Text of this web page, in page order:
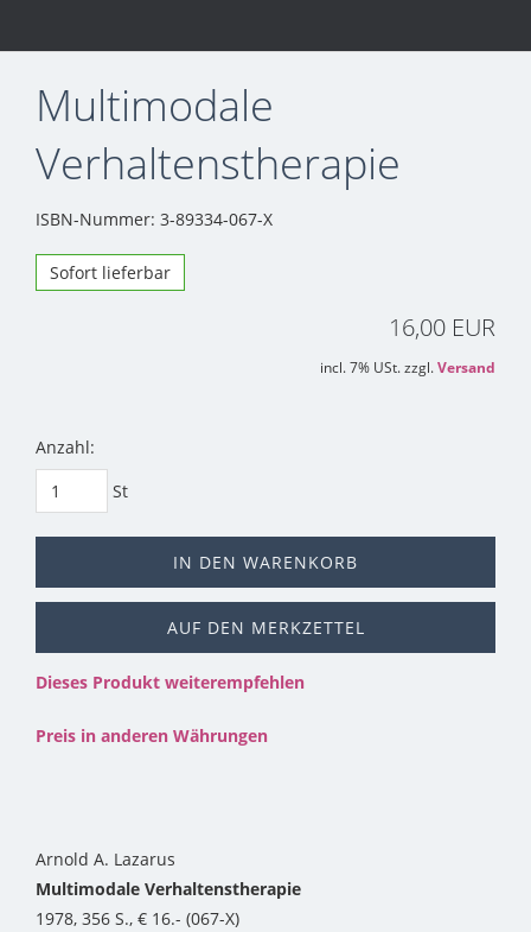
Multimodale
Verhaltenstherapie
ISBN-Nummer: 3-89334-067-X
Sofort lieferbar
16,00 EUR
incl. 7% USt. zzgl. Versand
Anzahl:
St
IN DEN WARENKORB
AUF DEN MERKZETTEL
Dieses Produkt weiterempfehlen
Preis in anderen Währungen
Arnold A. Lazarus
Multimodale Verhaltenstherapie
1978, 356 S., € 16.- (067-X)